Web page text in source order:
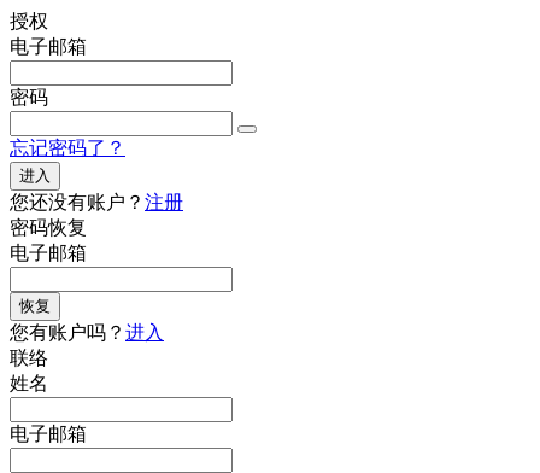
授权
电子邮箱
密码
忘记密码了？
进入
您还没有账户？ 注册
密码恢复
电子邮箱
恢复
您有账户吗？ 进入
联络
姓名
电子邮箱